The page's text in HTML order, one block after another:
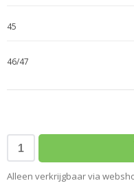
45
46/47
Alleen verkrijgbaar via